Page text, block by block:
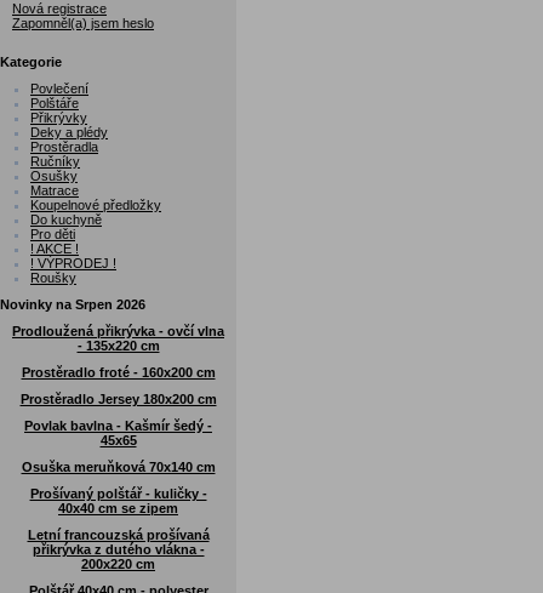
Nová registrace
Zapomněl(a) jsem heslo
Kategorie
Povlečení
Polštáře
Přikrývky
Deky a plédy
Prostěradla
Ručníky
Osušky
Matrace
Koupelnové předložky
Do kuchyně
Pro děti
! AKCE !
! VÝPRODEJ !
Roušky
Novinky na Srpen 2026
Prodloužená přikrývka - ovčí vlna
- 135x220 cm
Prostěradlo froté - 160x200 cm
Prostěradlo Jersey 180x200 cm
Povlak bavlna - Kašmír šedý -
45x65
Osuška meruňková 70x140 cm
Prošívaný polštář - kuličky -
40x40 cm se zipem
Letní francouzská prošívaná
přikrývka z dutého vlákna -
200x220 cm